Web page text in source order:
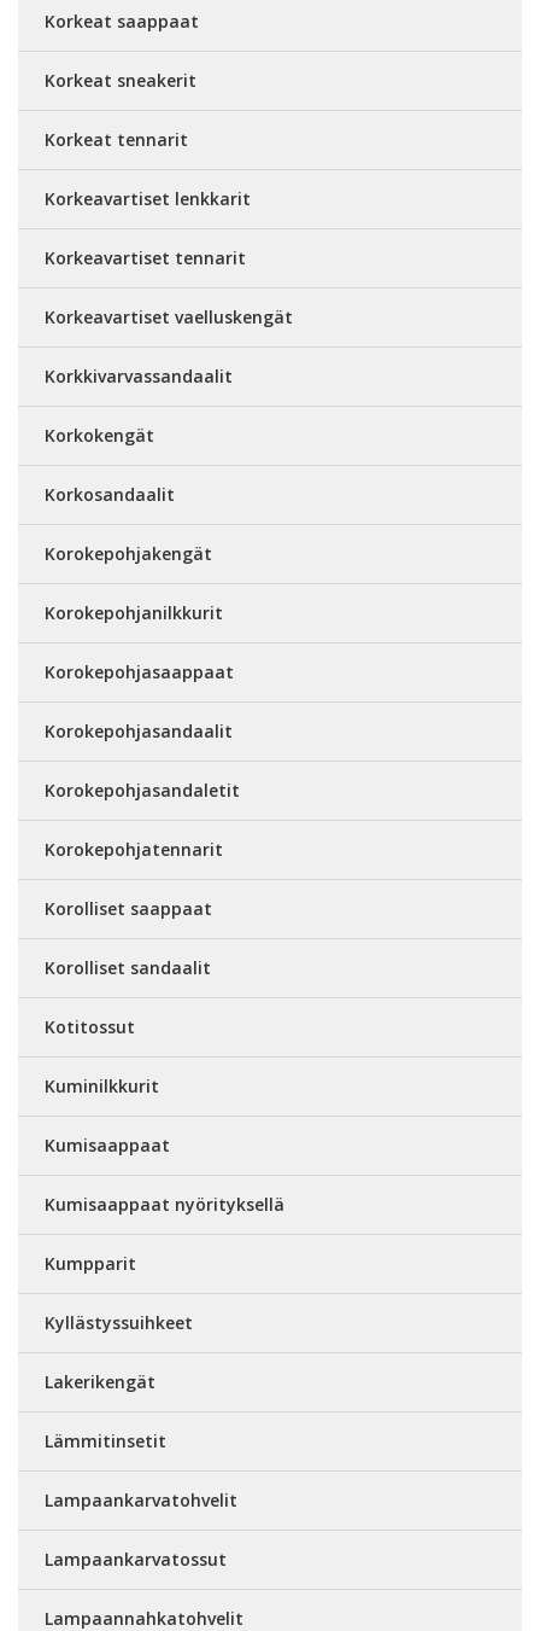
Korkeat saappaat
Korkeat sneakerit
Korkeat tennarit
Korkeavartiset lenkkarit
Korkeavartiset tennarit
Korkeavartiset vaelluskengät
Korkkivarvassandaalit
Korkokengät
Korkosandaalit
Korokepohjakengät
Korokepohjanilkkurit
Korokepohjasaappaat
Korokepohjasandaalit
Korokepohjasandaletit
Korokepohjatennarit
Korolliset saappaat
Korolliset sandaalit
Kotitossut
Kuminilkkurit
Kumisaappaat
Kumisaappaat nyörityksellä
Kumpparit
Kyllästyssuihkeet
Lakerikengät
Lämmitinsetit
Lampaankarvatohvelit
Lampaankarvatossut
Lampaannahkatohvelit